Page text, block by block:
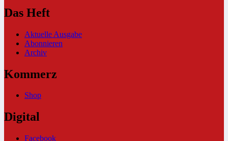
Das Heft
Aktuelle Ausgabe
Abonnieren
Archiv
Kommerz
Shop
Digital
Facebook